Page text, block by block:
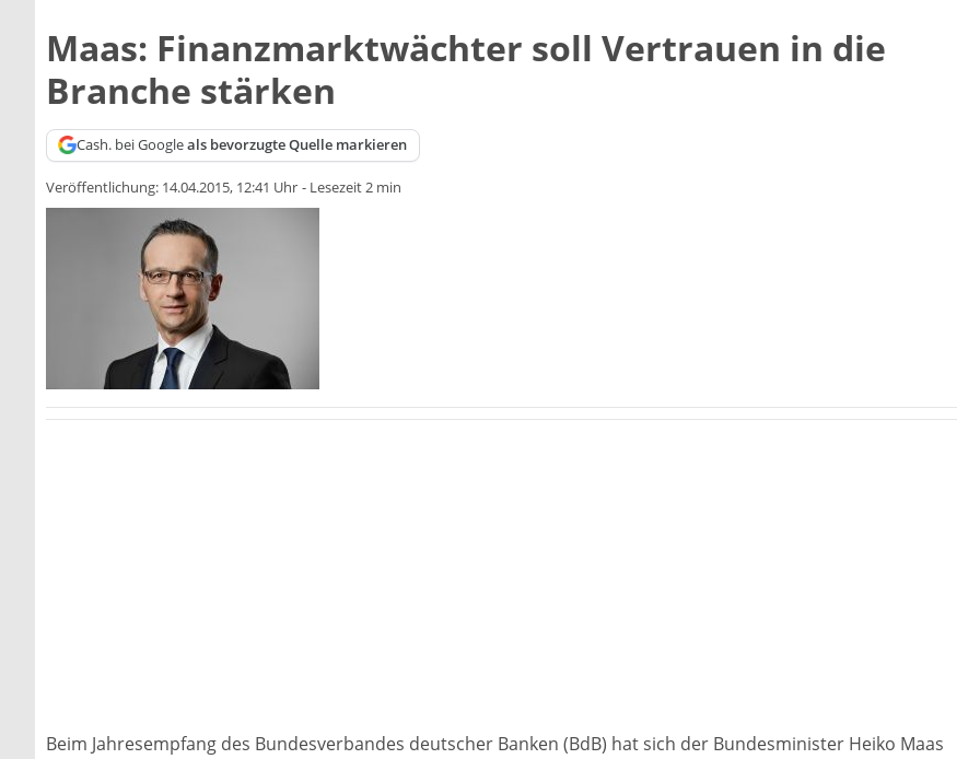
Maas: Finanzmarktwächter soll Vertrauen in die
Branche stärken
Cash. bei Googleals bevorzugte Quelle markieren
Veröffentlichung: 14.04.2015, 12:41 Uhr - Lesezeit 2 min
Beim Jahresempfang des Bundesverbandes deutscher Banken (BdB) hat sich der Bundesminister Heiko Maas